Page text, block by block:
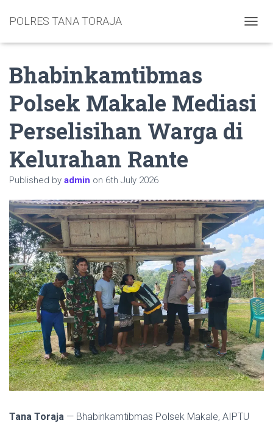
POLRES TANA TORAJA
Bhabinkamtibmas
Polsek Makale Mediasi
Perselisihan Warga di
Kelurahan Rante
Published by admin on 6th July 2026
Tana Toraja — Bhabinkamtibmas Polsek Makale, AIPTU